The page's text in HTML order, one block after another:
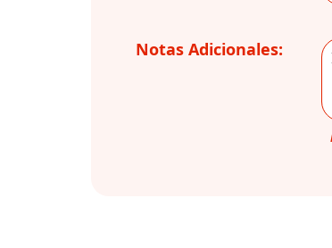
Notas Adicionales: